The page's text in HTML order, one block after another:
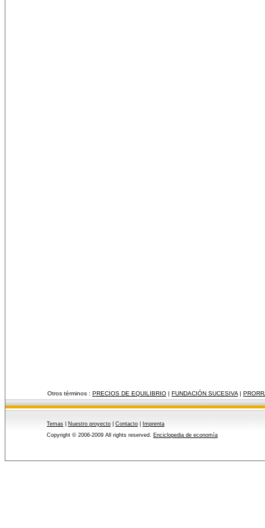
Otros términos : PRECIOS DE EQUILIBRIO | FUNDACIÓN SUCESIVA |
Temas Nuestro proyecto Contacto
Imprenta
Copyright © 2006-2009 All rights reserved. Enciclopedia de economía